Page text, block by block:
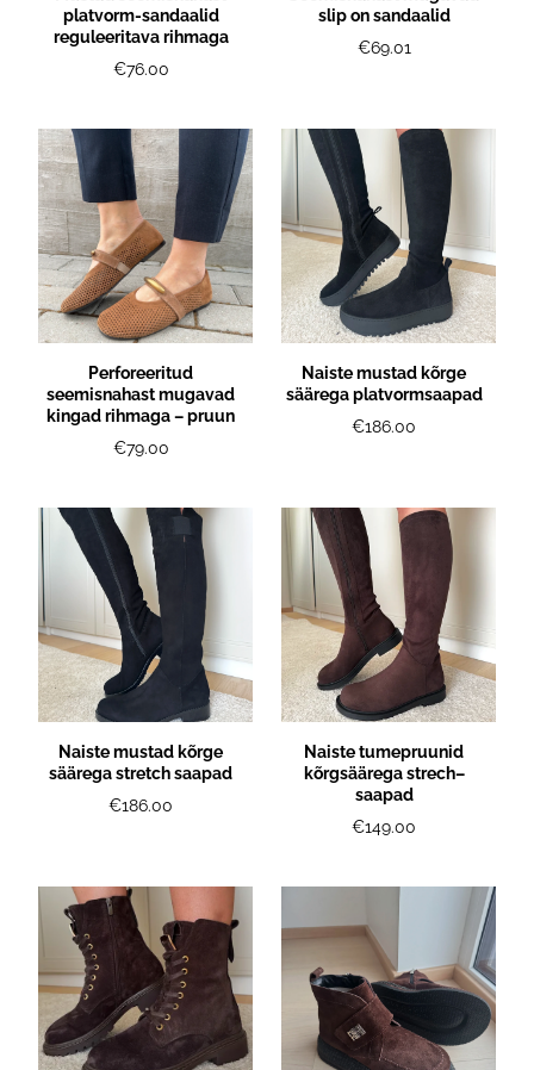
platvorm-sandaalid
reguleeritava rihmaga
€76.00
slip on sandaalid
€69.01
Perforeeritud
seemisnahast mugavad
kingad rihmaga – pruun
€79.00
Naiste mustad kõrge
säärega platvormsaapad
€186.00
Naiste mustad kõrge
säärega stretch saapad
€186.00
Naiste tumepruunid
kõrgsäärega strech–
saapad
€149.00